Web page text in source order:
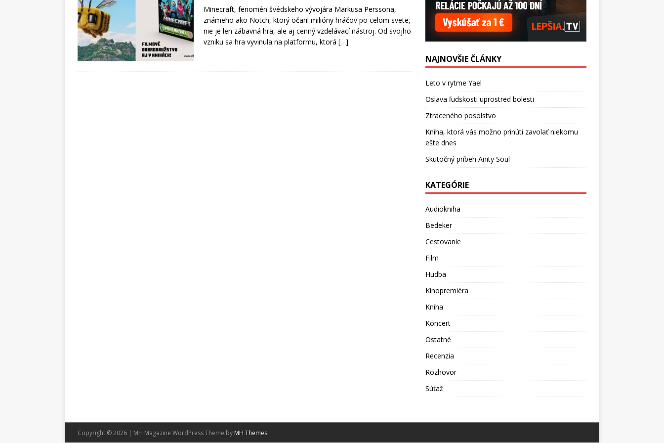
Minecraft, fenomén švédskeho vývojára Markusa Perssona,
známeho ako Notch, ktorý očaril milióny hráčov po celom svete,
nie je len zábavná hra, ale aj cenný vzdelávací nástroj. Od svojho
vzniku sa hra vyvinula na platformu, ktorá […]
NAJNOVŠIE ČLÁNKY
Leto v rytme Yael
Oslava ľudskosti uprostred bolesti
Ztraceného posolstvo
Kniha, ktorá vás možno prinúti zavolať niekomu
ešte dnes
Skutočný príbeh Anity Soul
KATEGÓRIE
Audiokniha
Bedeker
Cestovanie
Film
Hudba
Kinopremiéra
Kniha
Koncert
Ostatné
Recenzia
Rozhovor
Súťaž
Copyright © 2026 | MH Magazine WordPress Theme by MH Themes